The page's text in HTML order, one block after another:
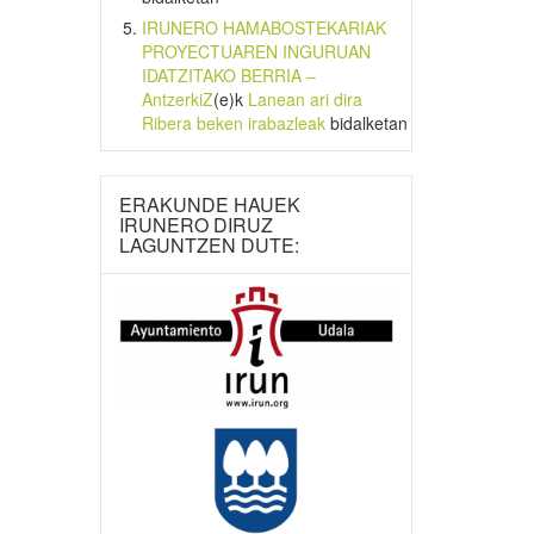
IRUNERO HAMABOSTEKARIAK
PROYECTUAREN INGURUAN
IDATZITAKO BERRIA –
AntzerkiZ(e)k Lanean ari dira
Ribera beken irabazleakbidalketan
ERAKUNDE HAUEK
IRUNERO DIRUZ
LAGUNTZEN DUTE: